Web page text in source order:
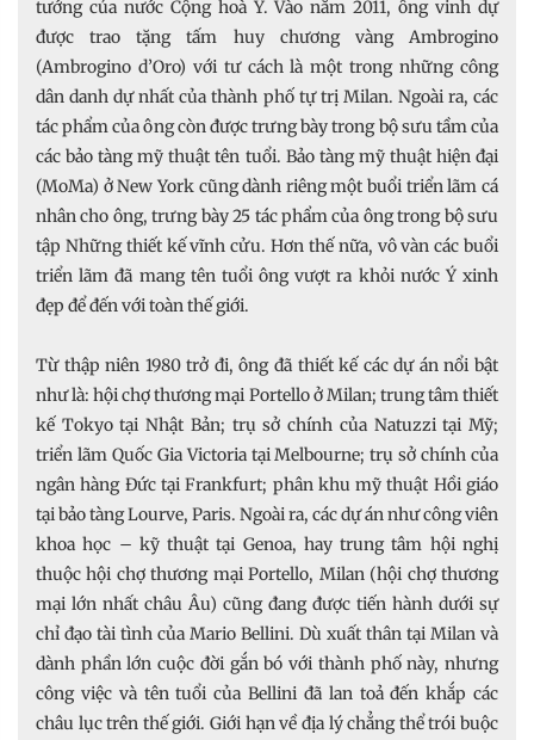
tướng của nước Cộng hoà Ý. Vào năm 2011, ông vinh dự
được trao tặng tấm huy chương vàng Ambrogino
(Ambrogino d’Oro) với tư cách là một trong những công
dân danh dự nhất của thành phố tự trị Milan. Ngoài ra, các
tác phẩm của ông còn được trưng bày trong bộ sưu tầm của
các bảo tàng mỹ thuật tên tuổi. Bảo tàng mỹ thuật hiện đại
(MoMa) ở New York cũng dành riêng một buổi triển lãm cá
nhân cho ông, trưng bày 25 tác phẩm của ông trong bộ sưu
tập Những thiết kế vĩnh cửu. Hơn thế nữa, vô vàn các buổi
triển lãm đã mang tên tuổi ông vượt ra khỏi nước Ý xinh
đẹp để đến với toàn thế giới.
Từ thập niên 1980 trở đi, ông đã thiết kế các dự án nổi bật
như là: hội chợ thương mại Portello ở Milan; trung tâm thiết
kế Tokyo tại Nhật Bản; trụ sở chính của Natuzzi tại Mỹ;
triển lãm Quốc Gia Victoria tại Melbourne; trụ sở chính của
ngân hàng Đức tại Frankfurt; phân khu mỹ thuật Hồi giáo
tại bảo tàng Lourve, Paris. Ngoài ra, các dự án như công viên
khoa học – kỹ thuật tại Genoa, hay trung tâm hội nghị
thuộc hội chợ thương mại Portello, Milan (hội chợ thương
mại lớn nhất châu Âu) cũng đang được tiến hành dưới sự
chỉ đạo tài tình của Mario Bellini. Dù xuất thân tại Milan và
dành phần lớn cuộc đời gắn bó với thành phố này, nhưng
công việc và tên tuổi của Bellini đã lan toả đến khắp các
châu lục trên thế giới. Giới hạn về địa lý chẳng thể trói buộc